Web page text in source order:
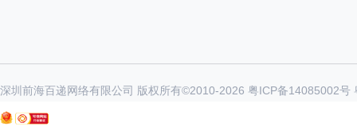
深圳前海百递网络有限公司 版权所有©2010-2026 粤ICP备14085002号